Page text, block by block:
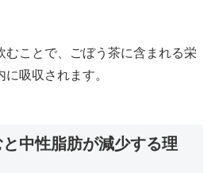
むことで、ごぼう茶に含まれる栄
吸収されます。
中性脂肪が減少する理